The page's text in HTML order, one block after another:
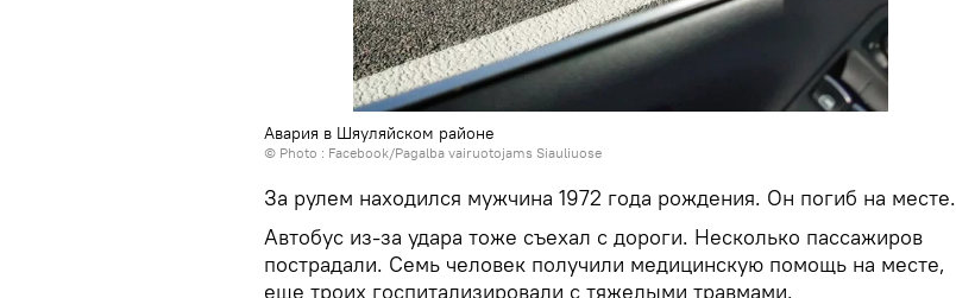
Авария в Шяуляйском районе
© Photo : Facebook/Pagalba vairuotojams Siauliuose
За рулем находился мужчина 1972 года рождения. Он погиб на месте.
Автобус из-за удара тоже съехал с дороги. Несколько пассажиров
пострадали. Семь человек получили медицинскую помощь на месте,
еще троих госпитализировали с тяжелыми травмами.